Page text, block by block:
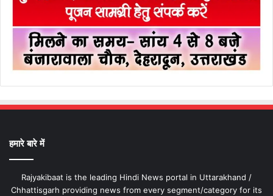
हमारे बारे में
Rajyakibaat is the leading Hindi News portal in Uttarakhand /
Chhattisgarh providing news from every segment/category for its